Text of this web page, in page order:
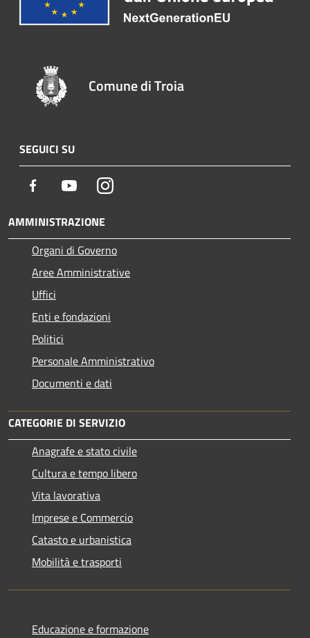
Comune di Troia
SEGUICI SU
Facebook YoutubeInstagram
AMMINISTRAZIONE
Organi di Governo
Aree Amministrative
Uffici
Enti e fondazioni
Politici
Personale Amministrativo
Documenti e dati
CATEGORIE DI SERVIZIO
Anagrafe e stato civile
Cultura e tempo libero
Vita lavorativa
Imprese e Commercio
Catasto e urbanistica
Mobilità e trasporti
Educazione e formazione